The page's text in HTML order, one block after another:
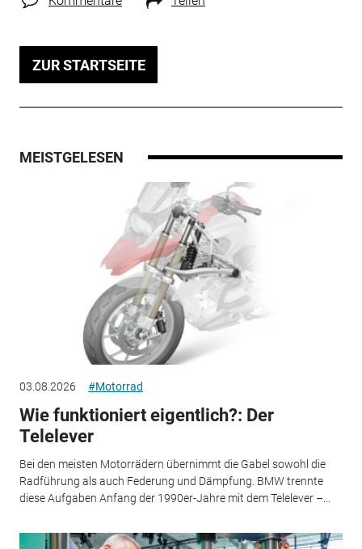
ZUR STARTSEITE
MEISTGELESEN
03.08.2026 #Motorrad
Wie funktioniert eigentlich?: Der
Telelever
Bei den meisten Motorrädern übernimmt die Gabel sowohl die
Radführung als auch Federung und Dämpfung. BMW trennte
diese Aufgaben Anfang der 1990er-Jahre mit dem Telelever –...